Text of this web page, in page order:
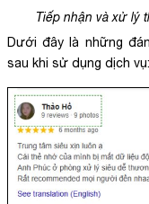
Tiếp nhận và xử lý
Dưới đây là những
sau khi sử dụng dịch vụ: